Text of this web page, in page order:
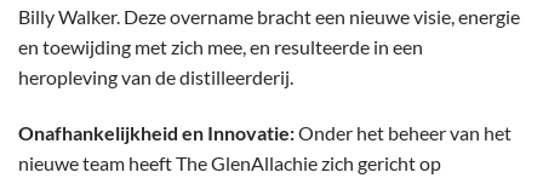
Billy Walker. Deze overname bracht een nieuwe visie, energie
en toewijding met zich mee, en resulteerde in een
heropleving van de distilleerderij.
Onafhankelijkheid en Innovatie:Onder het beheer van het
nieuwe team heeft The GlenAllachie zich gericht op